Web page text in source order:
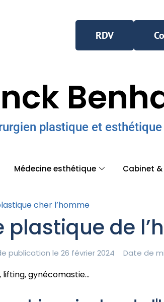
RDV
plastique et esthétique
Médecine esthétique Cabinet
cher l’homme
plastique de
publication le 26 février 2024 Date de
lifting, gynécomastie…